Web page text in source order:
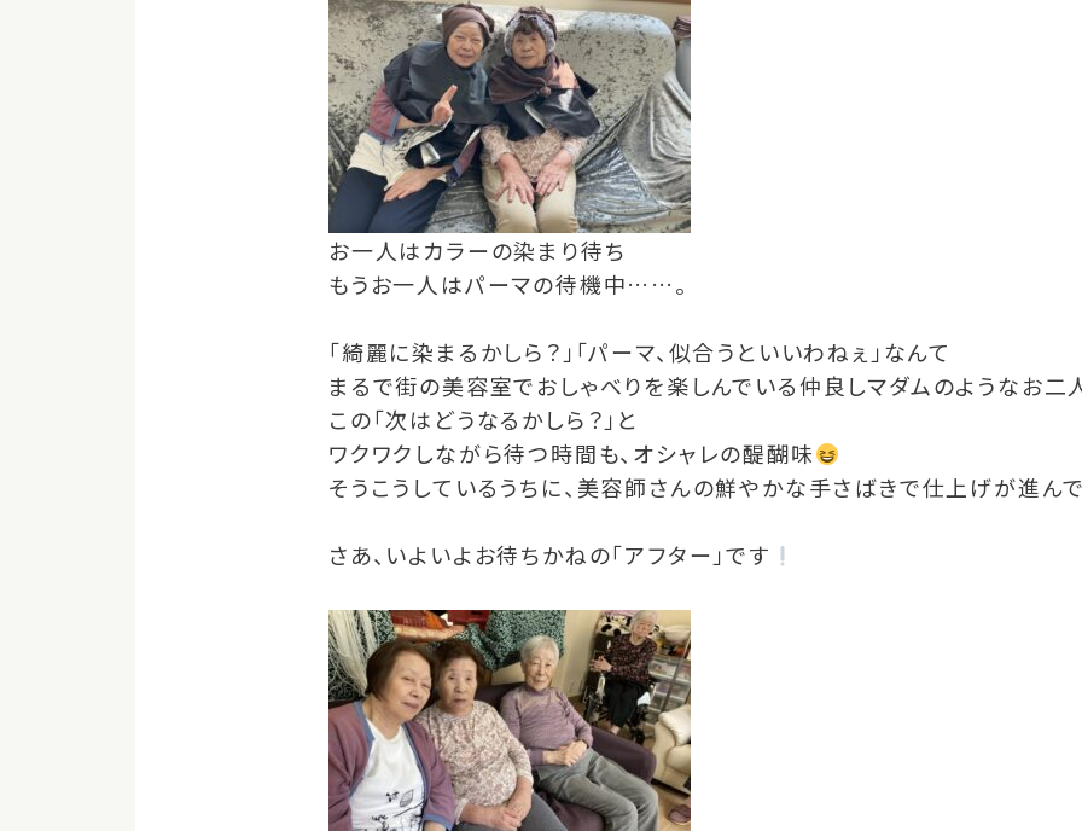
お一人はカラーの染まり待ち
もうお一人はパーマの待機中……。
「綺麗に染まるかしら？」「パーマ、似合うといいわねぇ」なんて
まるで街の美容室でおしゃべりを楽しんでいる仲良しマダムのようなお二
この「次はどうなるかしら？」と
ワクワクしながら待つ時間も、オシャレの醍醐味
そうこうしているうちに、美容師さんの鮮やかな手さばきで仕上げが進ん
さあ、いよいよお待ちかねの「アフター」です